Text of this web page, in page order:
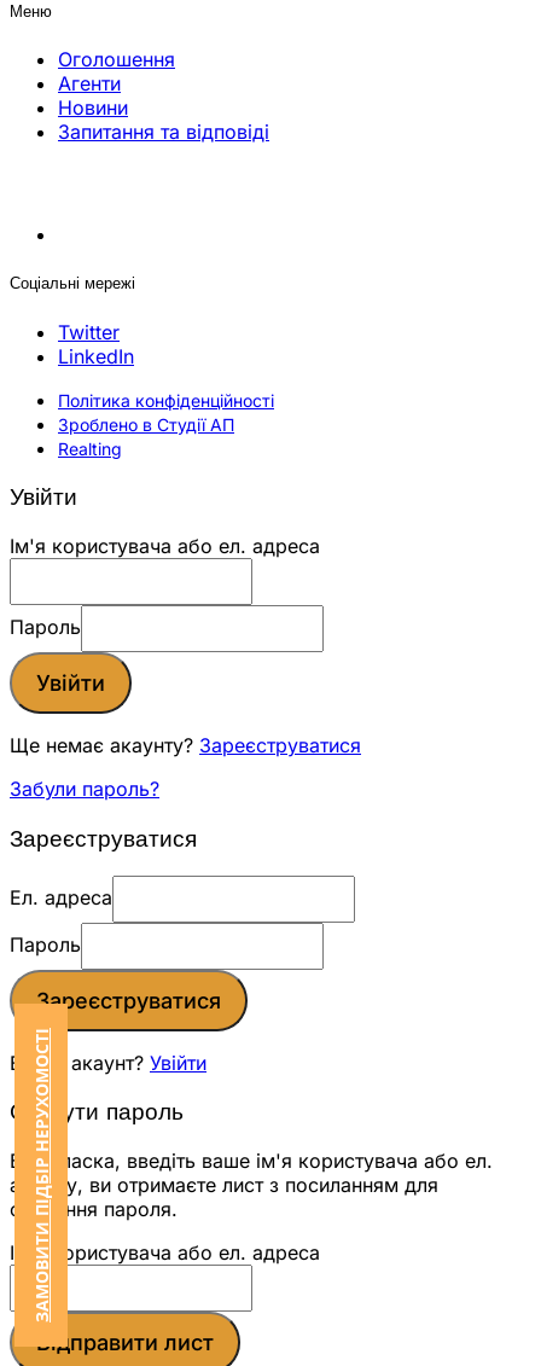
Меню
Оголошення
Агенти
Новини
Запитання та відповіді
Соціальні мережі
Twitter
LinkedIn
Політика конфіденційності
Зроблено в Студії АП
Realting
ЗАМОВИТИ ПІДБІР НЕРУХОМОСТІ
Увійти
Ім'я користувача або ел. адреса
Пароль
Увійти
Ще немає акаунту? Зареєструватися
Забули пароль?
Зареєструватися
Ел. адреса
Пароль
Зареєструватися
Вже є акаунт? Увійти
Скинути пароль
Будь ласка, введіть ваше ім'я користувача або ел.
адресу, ви отримаєте лист з посиланням для
скидання пароля.
Ім'я користувача або ел. адреса
Відправити лист